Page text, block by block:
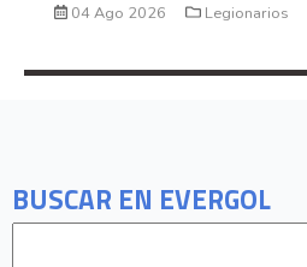
BUSCAR EN EVERGOL
04 Ago 2026 Legionarios